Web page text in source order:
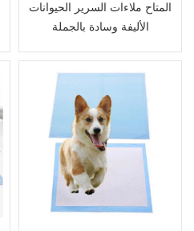
المتاح ملاءات السرير الحيوانات
الأليفة وسادة بالجملة